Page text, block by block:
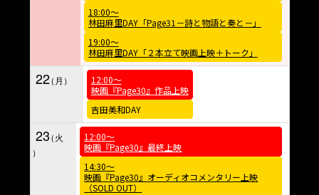
18:00～
林田麻里DAY「Page31－詩と物語と奏と－」
19:00～
林田麻里DAY「２本立て映画上映＋トーク」
22
12:00～
映画『Page30』作品上映
吉田美和DAY
23
12:00～
映画『Page30』最終上映
14:30～
映画『Page30』オーディオコメンタリー上映
（SOLD OUT）